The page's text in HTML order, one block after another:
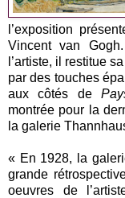
l’exposition
Vincent van
l’artiste, il restitue
par des touches
aux côtés de
montrée pour la
la galerie
« En 1928, la
grande
oeuvres de